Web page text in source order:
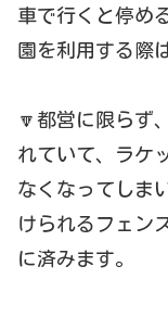
車で行くと停め
園を利用する際
🔽都営に限らず
れていて、ラケ
なくなってしま
けられるフェン
に済みます。